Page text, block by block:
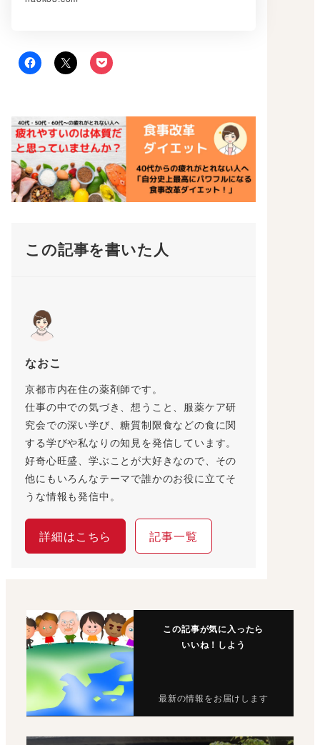
この記事を書いた人
なおこ
京都市内在住の薬剤師です。
仕事の中での気づき、想うこと、服薬ケア研
究会での深い学び、糖質制限食などの食に関
する学びや私なりの知見を発信しています。
好奇心旺盛、学ぶことが大好きなので、その
他にもいろんなテーマで誰かのお役に立てそ
うな情報も発信中。
詳細はこちら 記事一覧
この記事が気に入ったら
いいね！しよう
最新の情報をお届けします